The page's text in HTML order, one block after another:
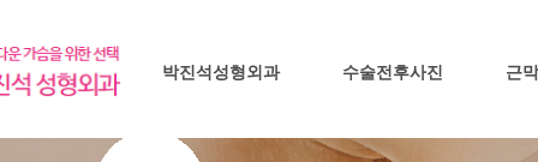
박진석성형외과 수술전후사진 근